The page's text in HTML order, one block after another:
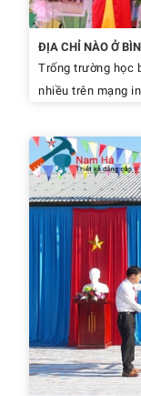
ĐỊA CHỈ NÀO Ở
Trống trường học
nhiều trên mạng